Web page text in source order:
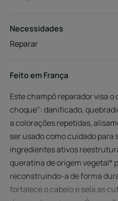
Necessidades
Reparar
Feito em França
Este champô reparador visa o
choque": danificado,
a colorações repetidas,
ser usado como cuidado para
ingredientes ativos
queratina de origem vegetal*
reconstruindo-a de forma
fortalece o cabelo e sela as